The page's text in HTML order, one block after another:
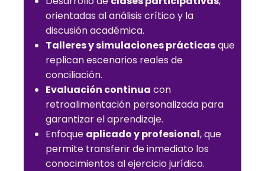
orientadas al análisis crítico y la
discusión académica.
Talleres y simulaciones prácticasque
replican escenarios reales de
conciliación.
Evaluación continua con
retroalimentación personalizada para
garantizar el aprendizaje.
Enfoque aplicado y profesional, que
permite transferir de inmediato los
conocimientos al ejercicio jurídico.